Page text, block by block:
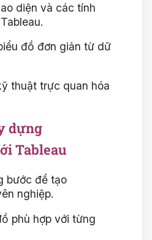
diện và các tính
đồ đơn giản từ dữ
thuật trực quan hóa
dựng
Tableau
bước để tạo
nghiệp.
phù hợp với từng